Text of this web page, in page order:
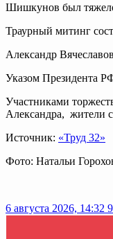
Шишкунов был тяжело
Траурный митинг
Александр
Указом Президента
Участниками
Александра, жители
Источник: «Труд 32»
Фото: Натальи
6 августа 2026, 14:32